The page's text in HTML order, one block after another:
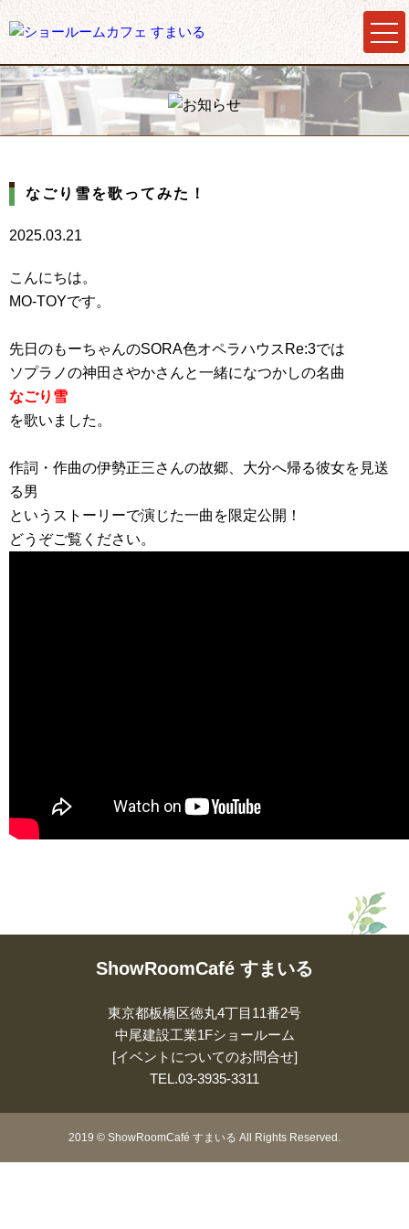
なごり雪を歌ってみた！
2025.03.21
こんにちは。
MO-TOYです。
先日のもーちゃんのSORA色オペラハウスRe:3では
ソプラノの神田さやかさんと一緒になつかしの名曲
なごり雪
を歌いました。
作詞・作曲の伊勢正三さんの故郷、大分へ帰る彼女を見送
る男
というストーリーで演じた一曲を限定公開！
どうぞご覧ください。
ShowRoomCafé すまいる
東京都板橋区徳丸4丁目11番2号
中尾建設工業1Fショールーム
[イベントについてのお問合せ]
TEL.03-3935-3311
2019 © ShowRoomCafé すまいる All Rights Reserved.